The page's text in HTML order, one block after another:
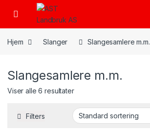
Skip to navigation
Skip to content
Open
Hjem Slanger Slangesamlere m.m.
Slangesamlere m.m.
Viser alle 6 resultater
Filters